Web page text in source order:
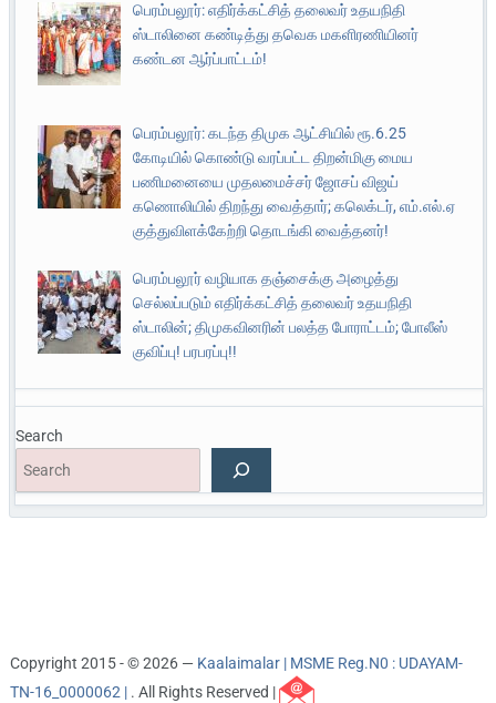
பெரம்பலூர்: எதிர்க்கட்சித் தலைவர் உதயநிதி
ஸ்டாலினை கண்டித்து தவெக மகளிரணியினர்
கண்டன ஆர்ப்பாட்டம்!
பெரம்பலூர்: கடந்த திமுக ஆட்சியில் ரூ.6.25
கோடியில் கொண்டு வரப்பட்ட திறன்மிகு மைய
பணிமனையை முதலமைச்சர் ஜோசப் விஜய்
கணொலியில் திறந்து வைத்தார்; கலெக்டர், எம்.எல்.ஏ
குத்துவிளக்கேற்றி தொடங்கி வைத்தனர்!
பெரம்பலூர் வழியாக தஞ்சைக்கு அழைத்து
செல்லப்படும் எதிர்க்கட்சித் தலைவர் உதயநிதி
ஸ்டாலின்; திமுகவினரின் பலத்த போராட்டம்; போலீஸ்
குவிப்பு! பரபரப்பு!!
Search
Copyright 2015 - © 2026 — Kaalaimalar | MSME Reg.N0 : UDAYAM-
TN-16_0000062 | . All Rights Reserved |